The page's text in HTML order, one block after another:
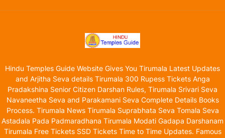
Hindu Temples Guide Website Gives You Tirumala Latest Updates
and Arjitha Seva details Tirumala 300 Rupess Tickets Anga
Pradakshina Senior Citizen Darshan Rules, Tirumala Srivari Seva
Navaneetha Seva and Parakamani Seva Complete Details Books
Process. Tirumala News Tirumala Suprabhata Seva Tomala Seva
Astadala Pada Padmaradhana Tirumala Modati Gadapa Darshanam
Tirumala Free Tickets SSD Tickets Time to Time Updates. Famous